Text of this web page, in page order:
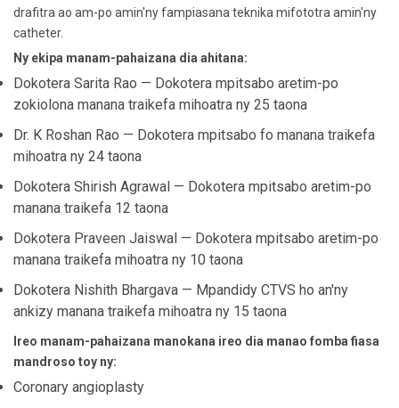
drafitra ao am-po amin'ny fampiasana teknika mifototra amin'ny
catheter.
Ny ekipa manam-pahaizana dia ahitana:
Dokotera Sarita Rao — Dokotera mpitsabo aretim-po
zokiolona manana traikefa mihoatra ny 25 taona
Dr. K Roshan Rao — Dokotera mpitsabo fo manana traikefa
mihoatra ny 24 taona
Dokotera Shirish Agrawal — Dokotera mpitsabo aretim-po
manana traikefa 12 taona
Dokotera Praveen Jaiswal — Dokotera mpitsabo aretim-po
manana traikefa mihoatra ny 10 taona
Dokotera Nishith Bhargava — Mpandidy CTVS ho an'ny
ankizy manana traikefa mihoatra ny 15 taona
Ireo manam-pahaizana manokana ireo dia manao fomba fiasa
mandroso toy ny:
Coronary angioplasty